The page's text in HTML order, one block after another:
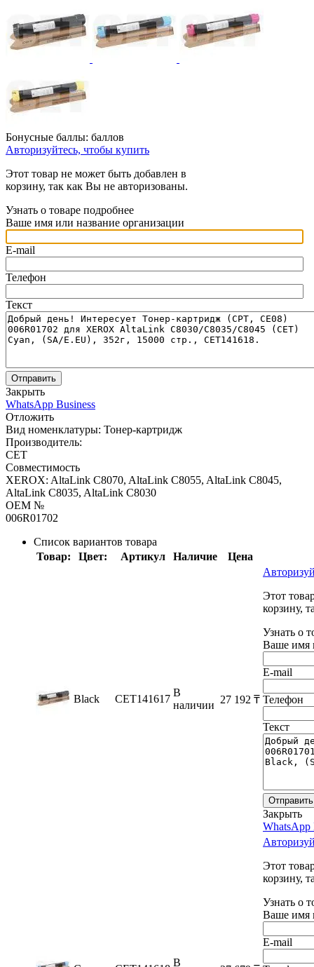
Бонусные баллы: баллов
Авторизуйтесь, чтобы купить
Этот товар не может быть добавлен в
корзину, так как Вы не авторизованы.
Узнать о товаре подробнее
Ваше имя или название организации
E-mail
Телефон
Текст
Отправить
Закрыть
WhatsApp Business
Отложить
Вид номенклатуры: Тонер-картридж
Производитель:
CET
Совместимость
XEROX: AltaLink C8070, AltaLink C8055, AltaLink C8045,
AltaLink C8035, AltaLink C8030
OEM №
006R01702
Список вариантов товара
Товар:
Цвет: Артикул Наличие Цена
Black CET141617
В
наличии 27 192 ₸
Этот
корзину,
Узнать о
Ваше имя
E-mail
Телефон
Текст
Отправить
Закрыть
WhatsApp
В
Этот
корзину,
Узнать о
Ваше имя
E-mail